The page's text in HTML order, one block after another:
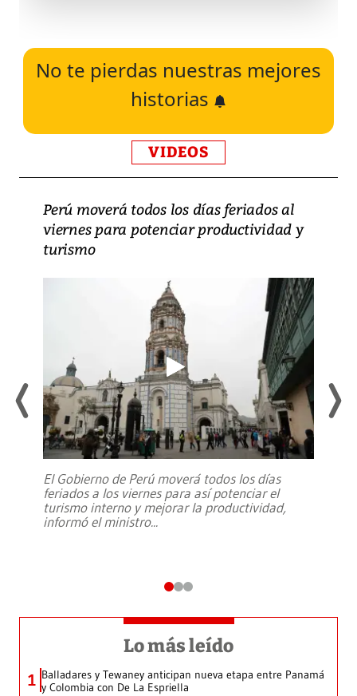
No te pierdas nuestras mejores
historias
VIDEOS
Perú moverá todos los días feriados al
viernes para potenciar productividad y
turismo
El Gobierno de Perú moverá todos los días
feriados a los viernes para así potenciar el
turismo interno y mejorar la productividad,
informó el ministro...
Lo más leído
1 Balladares y Tewaney anticipan nueva etapa entre Panamá
y Colombia con De La Espriella